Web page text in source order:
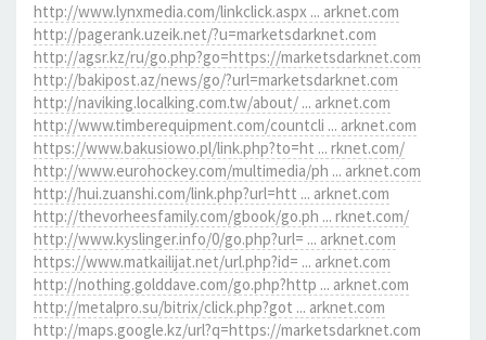
http://www.lynxmedia.com/linkclick.aspx ... arknet.com
http://pagerank.uzeik.net/?u=marketsdarknet.com
http://agsr.kz/ru/go.php?go=https://marketsdarknet.com
http://bakipost.az/news/go/?url=marketsdarknet.com
http://naviking.localking.com.tw/about/ ... arknet.com
http://www.timberequipment.com/countcli ... arknet.com
https://www.bakusiowo.pl/link.php?to=ht ... rknet.com/
http://www.eurohockey.com/multimedia/ph ... arknet.com
http://hui.zuanshi.com/link.php?url=htt ... arknet.com
http://thevorheesfamily.com/gbook/go.ph ... rknet.com/
http://www.kyslinger.info/0/go.php?url= ... arknet.com
https://www.matkailijat.net/url.php?id= ... arknet.com
http://nothing.golddave.com/go.php?http ... arknet.com
http://metalpro.su/bitrix/click.php?got ... arknet.com
http://maps.google.kz/url?q=https://marketsdarknet.com